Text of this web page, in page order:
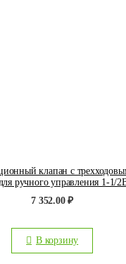
клапан с
ручного управления 1-1/
7 352.00₽
В корзину